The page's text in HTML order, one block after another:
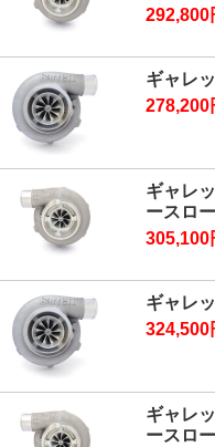
292,800
ギャレ
278,200
ギャレ
ースロ
305,100
ギャレ
324,500
ギャレ
ースロ